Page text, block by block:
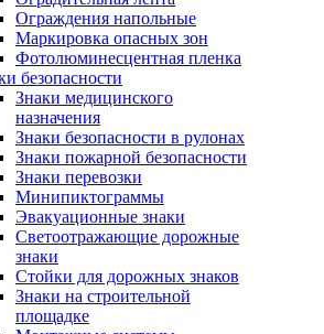
Ограждения напольные
Маркировка опасных зон
Фотолюминесцентная пленка
безопасности
Знаки медицинского
назначения
Знаки безопасности в рулонах
Знаки пожарной безопасности
Знаки перевозки
Минипиктограммы
Эвакуационные знаки
Светоотражающие дорожные
знаки
Стойки для дорожных знаков
Знаки на строительной
площадке